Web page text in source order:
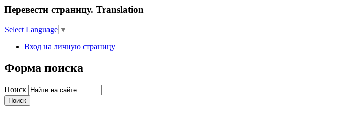
Перевести страницу. Translation
Select Language ▼
Вход на личную страницу
Форма поиска
Поиск